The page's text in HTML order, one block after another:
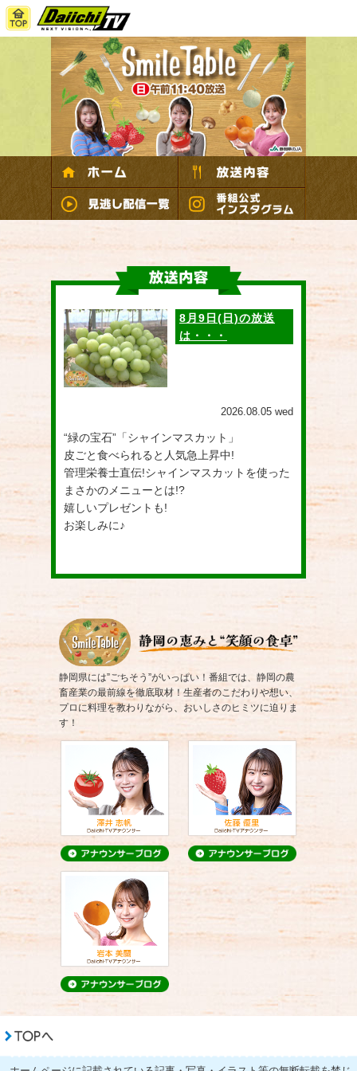
8月9日(日)の放送
は・・・
2026.08.05 wed
“緑の宝石”「シャインマスカット」
皮ごと食べられると人気急上昇中!
管理栄養士直伝!シャインマスカットを使った
まさかのメニューとは!?
嬉しいプレゼントも!
お楽しみに♪
静岡県には”ごちそう”がいっぱい！番組では、静岡の農
畜産業の最前線を徹底取材！生産者のこだわりや想い、
プロに料理を教わりながら、おいしさのヒミツに迫りま
す！